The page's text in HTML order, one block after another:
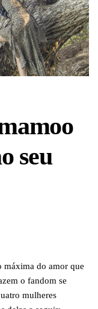
seu
máxima do amor que
o fandom se
mulheres